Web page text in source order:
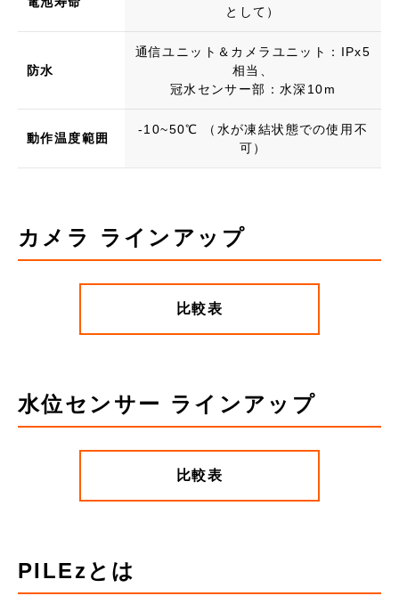
として）
防水
通信ユニット＆カメラユニット：IPx5
相当、
冠水センサー部：水深10m
動作温度範囲
-10~50℃ （水が凍結状態での使用不
可）
カメラ ラインアップ
比較表
水位センサー ラインアップ
比較表
PILEzとは